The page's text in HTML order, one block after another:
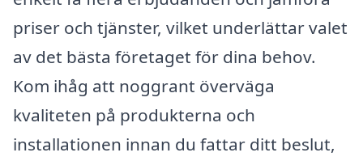
priser och tjänster, vilket underlättar valet
av det bästa företaget för dina behov.
Kom ihåg att noggrant överväga
kvaliteten på produkterna och
installationen innan du fattar ditt beslut,